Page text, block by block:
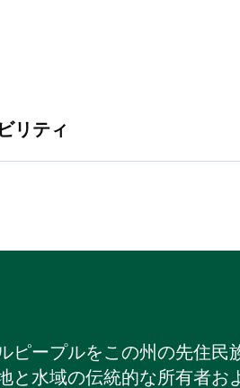
リティ
ープルをこの州の先住民
水域の伝統的な所有者お